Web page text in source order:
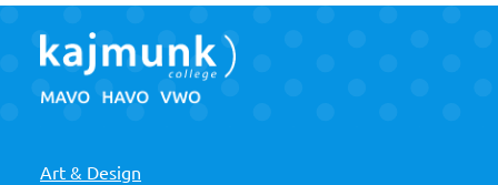
Art & Design